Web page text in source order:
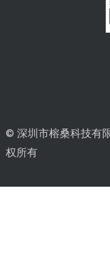
© 深圳市榕桑科技有
权所有